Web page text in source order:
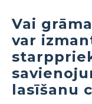
Vai
var
lasīšanu